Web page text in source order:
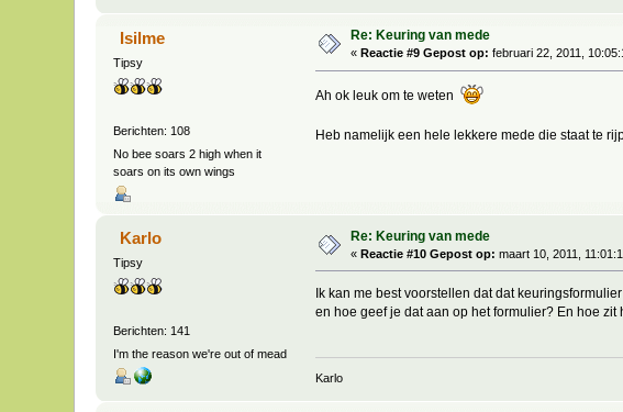
Isilme
Tipsy
Berichten: 108
No bee soars 2 high when it
soars on its own wings
Re: Keuring van mede
« Reactie #9 Gepost op: februari 22, 2011,
Ah ok leuk om te weten
Heb namelijk een hele lekkere mede die staat te
Karlo
Tipsy
Berichten: 141
I'm the reason we're out of mead
Re: Keuring van mede
«Reactie #10 Gepost op: maart 10, 2011,
Ik kan me best voorstellen dat dat
en hoe geef je dat aan op het formulier? En hoe
Karlo